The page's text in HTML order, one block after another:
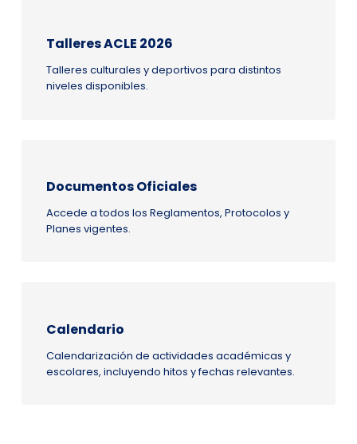
Talleres ACLE 2026
Talleres culturales y deportivos para distintos
niveles disponibles.
Documentos Oficiales
Accede a todos los Reglamentos, Protocolos y
Planes vigentes.
Calendario
Calendarización de actividades académicas y
escolares, incluyendo hitos y fechas relevantes.